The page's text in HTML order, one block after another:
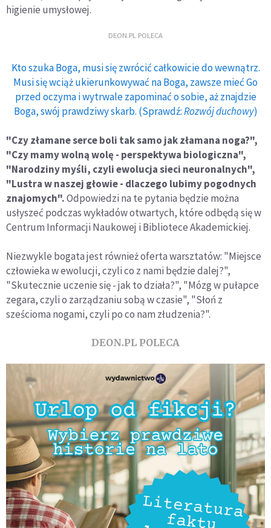
higienie umysłowej.
DEON.PL POLECA
Kto szuka Boga, musi się zwrócić całkowicie do wewnątrz.
Musi się wciąż ukierunkowywać na Boga, zawsze mieć Go
przed oczyma i wytrwale zapominać o sobie, aż znajdzie
Boga, swój prawdziwy skarb. (Sprawdź:Rozwój duchowy)
"Czy złamane serce boli tak samo jak złamana noga?",
"Czy mamy wolną wolę - perspektywa biologiczna",
"Narodziny myśli, czyli ewolucja sieci neuronalnych",
"Lustra w naszej głowie - dlaczego lubimy pogodnych
znajomych".Odpowiedzi na te pytania będzie można
usłyszeć podczas wykładów otwartych, które odbędą się w
Centrum Informacji Naukowej i Bibliotece Akademickiej.
Niezwykle bogata jest również oferta warsztatów: "Miejsce
człowieka w ewolucji, czyli co z nami będzie dalej?",
"Skutecznie uczenie się - jak to działa?", "Mózg w pułapce
zegara, czyli o zarządzaniu sobą w czasie", "Słoń z
sześcioma nogami, czyli po co nam złudzenia?".
DEON.PL POLECA